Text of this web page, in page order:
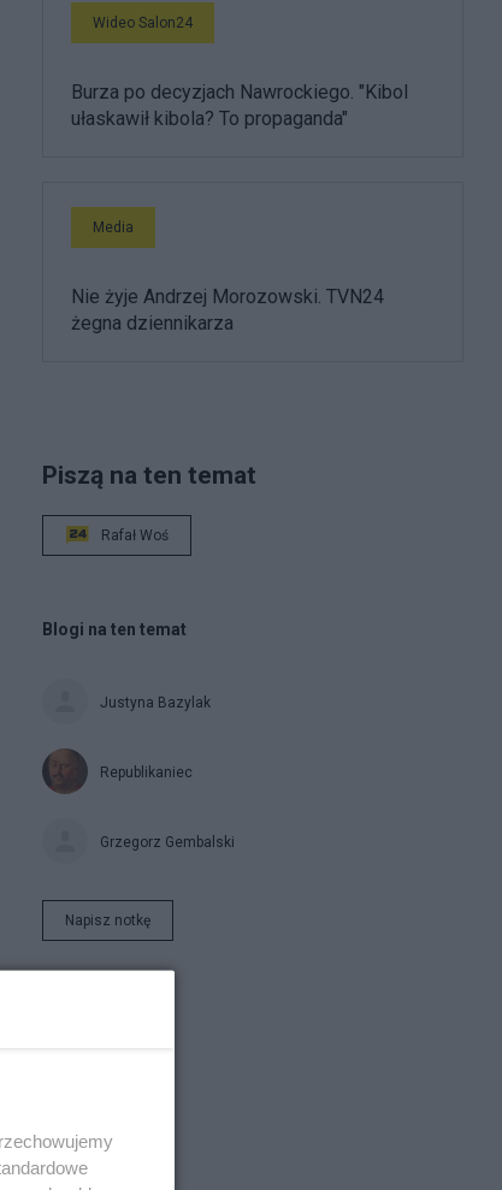
Wideo Salon24
Burza po decyzjach Nawrockiego. "Kibol
ułaskawił kibola? To propaganda"
Media
Nie żyje Andrzej Morozowski. TVN24
żegna dziennikarza
Piszą na ten temat
Rafał Woś
Blogi na ten temat
Justyna Bazylak
Republikaniec
Grzegorz Gembalski
Napisz notkę